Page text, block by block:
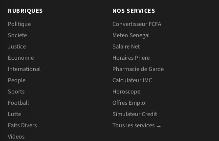
RUBRIQUES
Politique
Societe
Justice
Economie
International
People
Sports
Football
Lutte
Faits Divers
Videos
NOS SERVICES
Convertisseur FCFA
Meteo Senegal
Salaire Net
Horaires Priere
Pharmacie de Garde
Calculateur IMC
Horoscope
Offres Emploi
Simulateur Credit
Tous les services →